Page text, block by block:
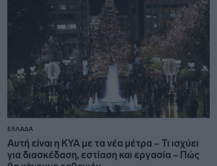
ΕΛΛΑΔΑ
Αυτή είναι η ΚΥΑ με τα νέα μέτρα – Τι ισχύει
για διασκέδαση, εστίαση και εργασία – Πώς